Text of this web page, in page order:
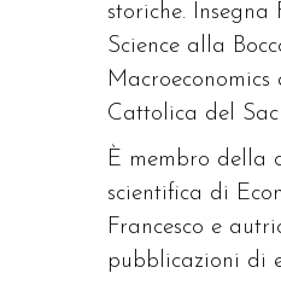
storiche.
Science alla
Macroeconomics
Cattolica del
È membro della
scientifica di
Francesco e
pubblicazioni di